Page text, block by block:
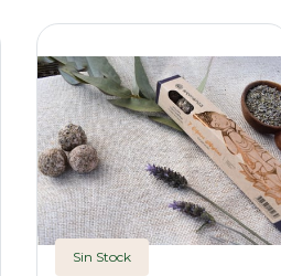
Sin Stock